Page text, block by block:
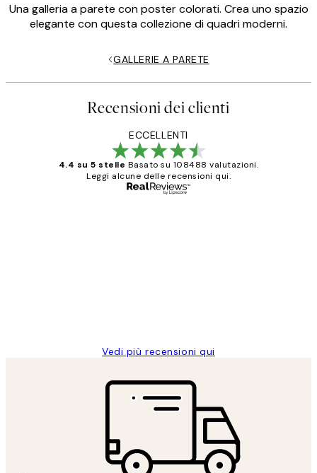
Una galleria a parete con poster colorati. Crea uno spazio
elegante con questa collezione di quadri moderni.
GALLERIE A PARETE
Recensioni dei clienti
ECCELLENTI
4.4 su 5 stelle Basato su 108488 valutazioni.
Leggi alcune delle recensioni qui.
Vedi più recensioni qui